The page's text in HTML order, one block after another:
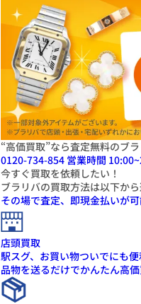
“高価買取”なら査定無料のブ
0120-734-854 営業時間
今すぐ買取を依頼したい！
ブラリバの買取方法は以下か
その場で査定、即現金払いが
店頭買取
駅スグ、お買い物ついでにも便
品物を送るだけでかんたん高